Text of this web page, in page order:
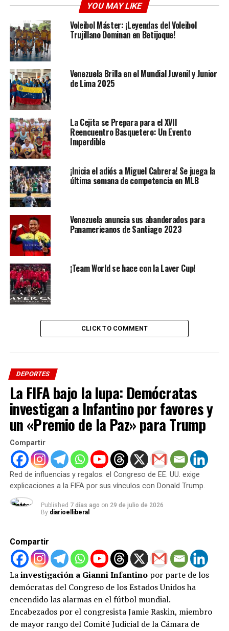
nacional se dará como clasificado los tres primeros de
cada grupo, lo que invita a pensar que tendría que
torcerse mucho las cosas para no conseguir la
clasificación.
La conformación de los otros grupos tiene a
Panamá y Paraguay.
El grupo C tiene a Canadá, dominicana, México y la
selección de Nicaragua. Respecto al Grupo D cuenta
con Estados Unidos, Puerto Rico, Bahamas y Cuba.
Es importante aclarar que estos clasificatorias se
jugarán en tres ventanas entre febrero de 2024 y
febrero de 2025 para que luego se juegue el torneo
como tal. La Federación Venezolana de Baloncesto
aseguró que serán 6 encuentros en total, 2 ante cada
uno de los grupos.
El Mundial el reto pendiente de
la Vinotinto
De momento, la selección deVenezuelatiene toda su
atención en la Copa Mundial de Baloncesto que se
celebrará en Filipinas, Japón e Indonesia.
inicia el 25 de agosto, los criollos debutan el 28, e
intentarán la gesta de conseguir un pase a la siguiente
YOU MAY LIKE
Voleibol Máster: ¡Leyendas del Voleibol
Trujillano Dominan en Betijoque!
Venezuela Brilla en el Mundial Juvenil y Junior
de Lima 2025
La Cejita se Prepara para el XVII
Reencuentro Basquetero: Un Evento
Imperdible
¡Inicia el adiós a Miguel Cabrera! Se juega la
última semana de competencia en MLB
Venezuela anuncia sus abanderados para
Panamericanos de Santiago 2023
¡Team World se hace con la Laver Cup!
CLICK TO COMMENT
DEPORTES
La FIFA bajo la lupa: Demócratas
investigan a Infantino por favores y
un «Premio de la Paz» para Trump
Compartir
Red de influencias y regalos: el Congreso de EE. UU. exige
explicaciones a la FIFA por sus vínculos con Donald Trump.
Published 7 días ago on 29 de julio de 2026
By diarioelliberal
Compartir
Lainvestigación a Gianni Infantinopor parte de los
demócratas del Congreso de los Estados Unidos ha
encendido las alarmas en el fútbol mundial.
Encabezados por el congresista Jamie Raskin, miembro
de mayor rango del Comité Judicial de la Cámara de